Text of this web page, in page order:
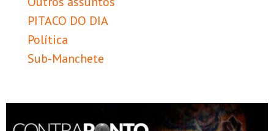
PITACO DO DIA
Política
Sub-Manchete